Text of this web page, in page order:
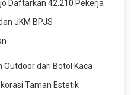
Daftarkan 42.210 Pekerja
JKM BPJS
Outdoor dari Botol Kaca
Taman Estetik